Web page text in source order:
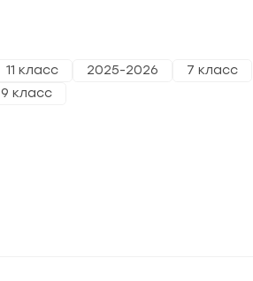
11 класс 2025-2026
7 класс
9 класс